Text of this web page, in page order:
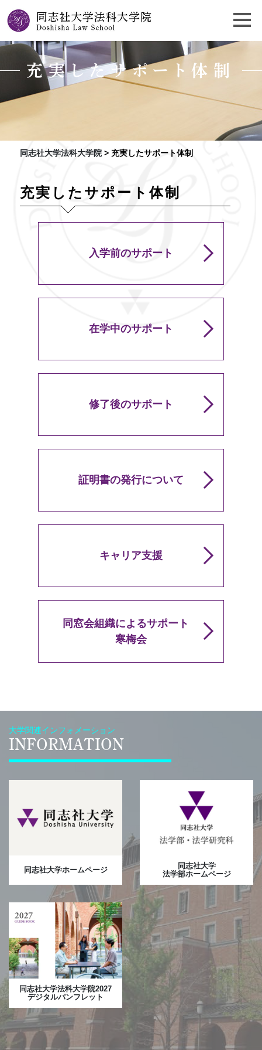
充実したサポート体制
同志社大学法科大学院> 充実したサポート体制
充実したサポート体制
入学前のサポート
在学中のサポート
修了後のサポート
証明書の発行について
キャリア支援
同窓会組織によるサポート
寒梅会
大学関連インフォメーション
INFORMATION
同志社大学ホームページ
同志社大学
法学部ホームページ
同志社大学法科大学院2027
デジタルパンフレット